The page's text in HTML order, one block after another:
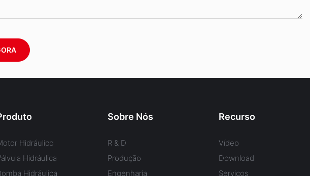
Hidráulico
Hidráulica
Hidráulica
Sobre Nós
R & D
Produção
Engenharia
Recurso
Vídeo
Download
Serviços